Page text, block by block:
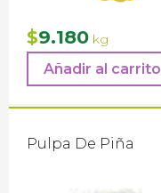
$9.180 kg
Añadir al carrito
Pulpa De Piña